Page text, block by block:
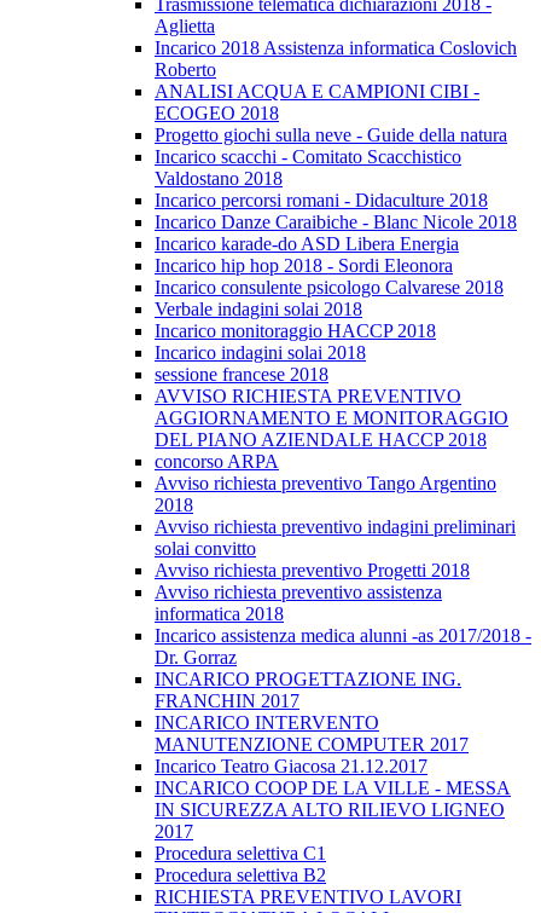
Trasmissione telematica dichiarazioni 2018 -
Aglietta
Incarico 2018 Assistenza informatica Coslovich
Roberto
ANALISI ACQUA E CAMPIONI CIBI -
ECOGEO 2018
Progetto giochi sulla neve - Guide della natura
Incarico scacchi - Comitato Scacchistico
Valdostano 2018
Incarico percorsi romani - Didaculture 2018
Incarico Danze Caraibiche - Blanc Nicole 2018
Incarico karade-do ASD Libera Energia
Incarico hip hop 2018 - Sordi Eleonora
Incarico consulente psicologo Calvarese 2018
Verbale indagini solai 2018
Incarico monitoraggio HACCP 2018
Incarico indagini solai 2018
sessione francese 2018
AVVISO RICHIESTA PREVENTIVO
AGGIORNAMENTO E MONITORAGGIO
DEL PIANO AZIENDALE HACCP 2018
concorso ARPA
Avviso richiesta preventivo Tango Argentino
2018
Avviso richiesta preventivo indagini preliminari
solai convitto
Avviso richiesta preventivo Progetti 2018
Avviso richiesta preventivo assistenza
informatica 2018
Incarico assistenza medica alunni -as 2017/2018 -
Dr. Gorraz
INCARICO PROGETTAZIONE ING.
FRANCHIN 2017
INCARICO INTERVENTO
MANUTENZIONE COMPUTER 2017
Incarico Teatro Giacosa 21.12.2017
INCARICO COOP DE LA VILLE - MESSA
IN SICUREZZA ALTO RILIEVO LIGNEO
2017
Procedura selettiva C1
Procedura selettiva B2
RICHIESTA PREVENTIVO LAVORI